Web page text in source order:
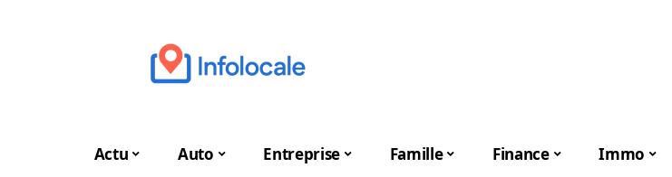
Actu Auto Entreprise Famille Finance Immo